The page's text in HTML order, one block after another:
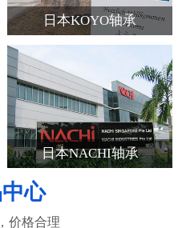
日本KOYO轴承
日本NACHI轴承
心
价格合理